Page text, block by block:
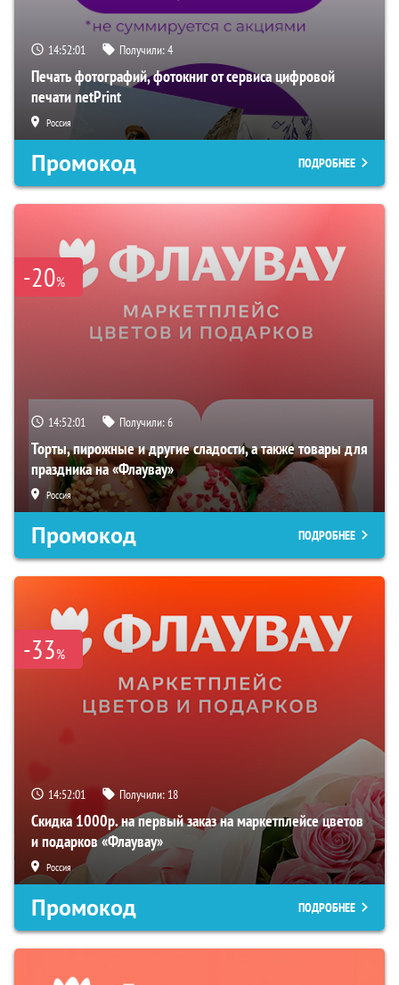
14:52:00 Получили:4
Печать фотографий, фотокниг от сервиса цифровой
печати netPrint
Россия
Промокод ПОДРОБНЕЕ
-20%
14:52:00 Получили:6
Торты, пирожные и другие сладости, а также товары для
праздника на «Флаувау»
Россия
Промокод ПОДРОБНЕЕ
-33%
14:52:00 Получили: 18
Скидка 1000р. на первый заказ на маркетплейсе цветов
и подарков «Флаувау»
Россия
Промокод ПОДРОБНЕЕ